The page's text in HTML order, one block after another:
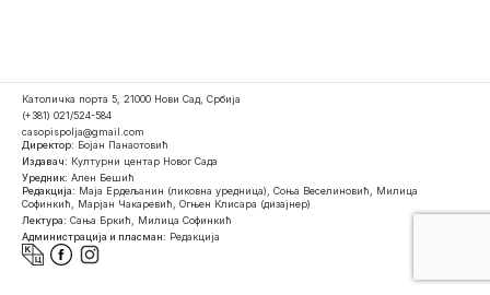
Католичка порта 5, 21000 Нови Сад, Србија
(+381) 021/524-584
casopispolja@gmail.com
Директор: Бојан Панаотовић
Издавач: Културни центар Новог Сада
Уредник: Ален Бешић
Редакција: Маја Ердељанин (ликовна уредница), Соња Веселиновић, Милица
Софинкић, Марјан Чакаревић, Огњен Клисара (дизајнер)
Лектура: Сања Бркић, Милица Софинкић
Администрација и пласман: Редакција